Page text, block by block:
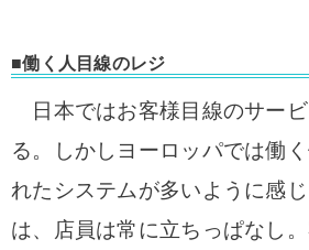
■働く人目線のレジ
日本ではお客様目線のサー
る。しかしヨーロッパでは働
れたシステムが多いように感
は、店員は常に立ちっぱなし